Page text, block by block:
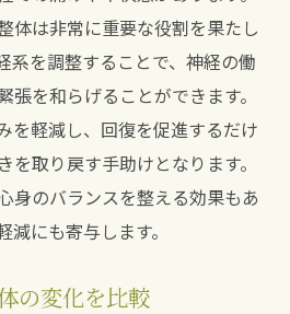
体は非常に重要な役割を果たし
系を調整することで、神経の働
張を和らげることができます。
を軽減し、回復を促進するだけ
を取り戻す手助けとなります。
身のバランスを整える効果もあ
にも寄与します。
の変化を比較